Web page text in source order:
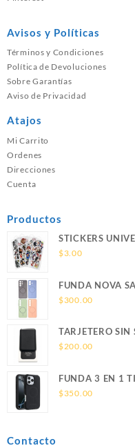
Avisos y Políticas
Términos y Condiciones
Política de Devoluciones
Sobre Garantías
Aviso de Privacidad
Atajos
Mi Carrito
Ordenes
Direcciones
Cuenta
Productos
STICKERS
$3.00
FUNDA NOVA
SOPORTE
$300.00
TARJETERO SIN
LEATHER
$200.00
FUNDA 3 EN 1
S26 ULTRA
$350.00
Contacto